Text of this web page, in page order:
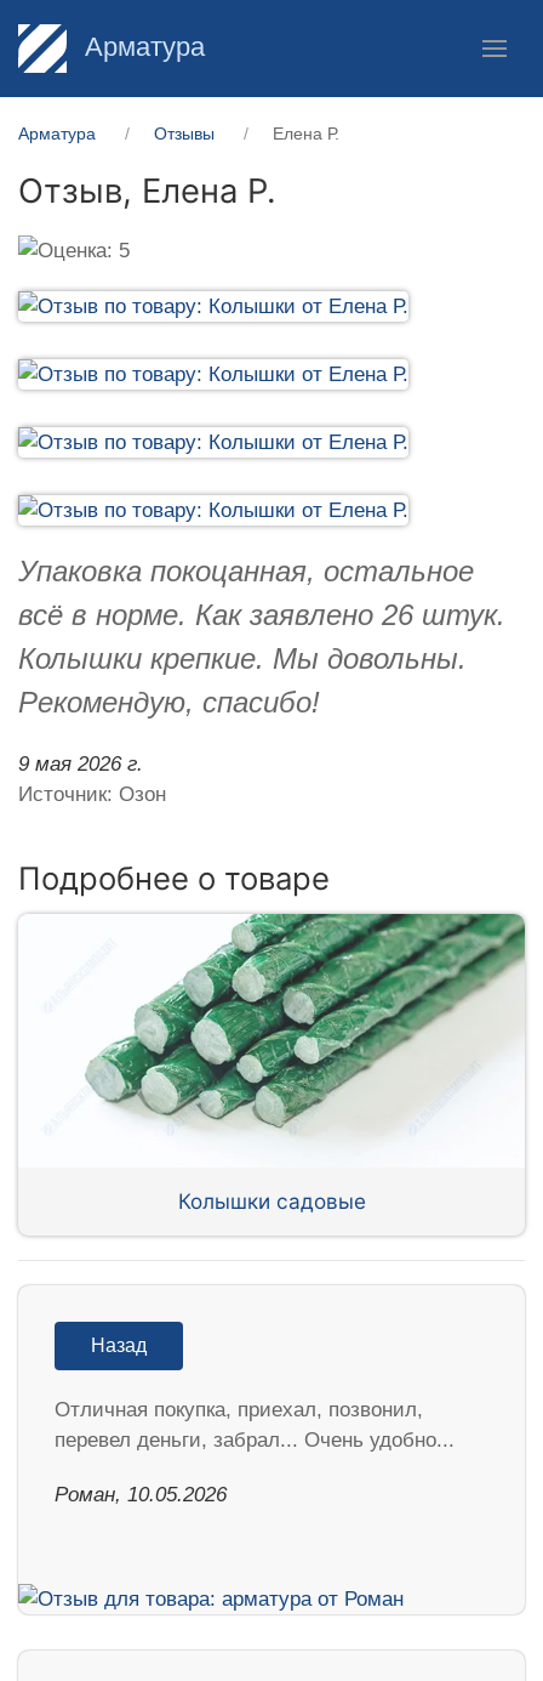
Арматура
Арматура Отзывы Елена Р.
Отзыв, Елена Р.
Упаковка покоцанная, остальное
всё в норме. Как заявлено 26 штук.
Колышки крепкие. Мы довольны.
Рекомендую, спасибо!
9 мая 2026 г.
Источник: Озон
Подробнее о товаре
Колышки садовые
Назад
Отличная покупка, приехал, позвонил,
перевел деньги, забрал... Очень удобно...
Роман, 10.05.2026